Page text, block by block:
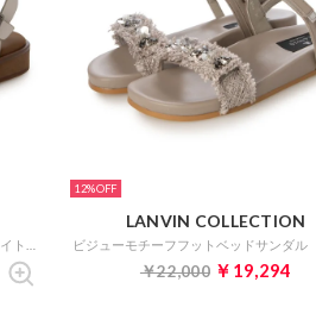
12%
LANVIN COLLECTION
￥22,000 ￥19,294